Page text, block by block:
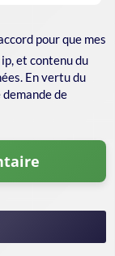
pour que mes
et contenu du
En vertu du
de